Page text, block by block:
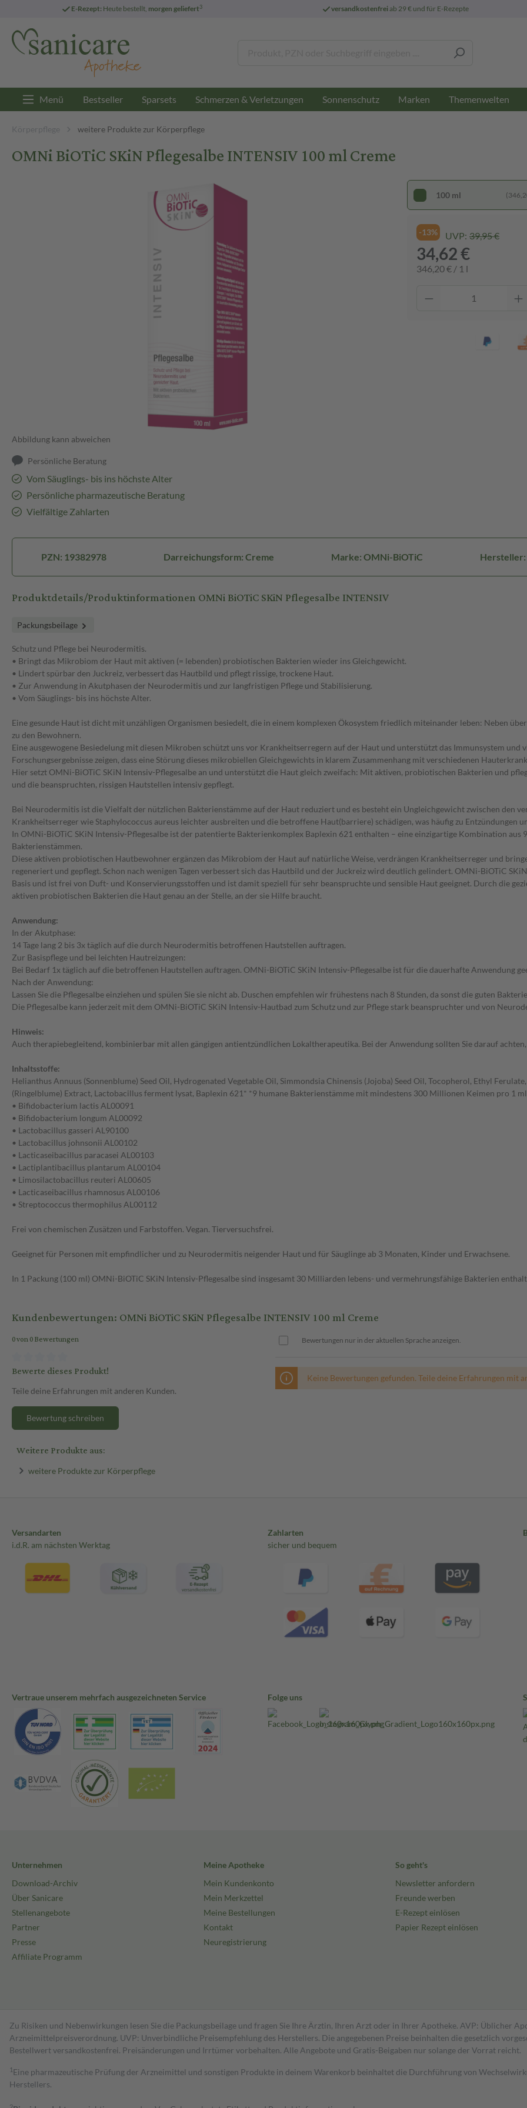
E-Rezept: Heute bestellt, morgen geliefert3 versandkostenfreiab 29 € und für E-Rezepte
Menü Bestseller Sparsets Schmerzen & Verletzungen Sonnenschutz Marken Themenwelten
Körperpflege weitere Produkte zur Körperpflege
OMNi BiOTiC SKiN Pflegesalbe INTENSIV 100 ml Creme
Abbildung kann abweichen
Persönliche Beratung
Vom Säuglings- bis ins höchste Alter
Persönliche pharmazeutische Beratung
Vielfältige Zahlarten
100 ml
-13% UVP: 39,95 €
34,62 €
346,20 € / 1 l
PZN: 19382978 Darreichungsform: Creme Marke: OMNi-BiOTiC Hersteller:
Produktdetails/Produktinformationen OMNi BiOTiC SKiN Pflegesalbe INTENSIV
Packungsbeilage
Schutz und Pflege bei Neurodermitis.
• Bringt das Mikrobiom der Haut mit aktiven (= lebenden) probiotischen Bakterien wieder ins Gleichgewicht.
• Lindert spürbar den Juckreiz, verbessert das Hautbild und pflegt rissige, trockene Haut.
• Zur Anwendung in Akutphasen der Neurodermitis und zur langfristigen Pflege und Stabilisierung.
• Vom Säuglings- bis ins höchste Alter.
Eine gesunde Haut ist dicht mit unzähligen Organismen besiedelt, die in einem komplexen Ökosystem friedlich miteinander leben: Neben
zu den Bewohnern.
Eine ausgewogene Besiedelung mit diesen Mikroben schützt uns vor Krankheitserregern auf der Haut und unterstützt das Immunsystem
Forschungsergebnisse zeigen, dass eine Störung dieses mikrobiellen Gleichgewichts in klarem Zusammenhang mit verschiedenen
Hier setzt OMNi-BiOTiC SKiN Intensiv-Pflegesalbe an und unterstützt die Haut gleich zweifach: Mit aktiven, probiotischen Bakterien und
und die beanspruchten, rissigen Hautstellen intensiv gepflegt.
Bei Neurodermitis ist die Vielfalt der nützlichen Bakterienstämme auf der Haut reduziert und es besteht ein Ungleichgewicht zwischen den
Krankheitserreger wie Staphylococcus aureus leichter ausbreiten und die betroffene Haut(barriere) schädigen, was häufig zu Entzündungen
In OMNi-BiOTiC SKiN Intensiv-Pflegesalbe ist der patentierte Bakterienkomplex Baplexin 621 enthalten – eine einzigartige Kombination
Bakterienstämmen.
Diese aktiven probiotischen Hautbewohner ergänzen das Mikrobiom der Haut auf natürliche Weise, verdrängen Krankheitserreger und
regeneriert und gepflegt. Schon nach wenigen Tagen verbessert sich das Hautbild und der Juckreiz wird deutlich gelindert. OMNi-BiOTiC
Basis und ist frei von Duft- und Konservierungsstoffen und ist damit speziell für sehr beanspruchte und sensible Haut geeignet. Durch die
aktiven probiotischen Bakterien die Haut genau an der Stelle, an der sie Hilfe braucht.
Anwendung:
In der Akutphase:
14 Tage lang 2 bis 3x täglich auf die durch Neurodermitis betroffenen Hautstellen auftragen.
Zur Basispflege und bei leichten Hautreizungen:
Bei Bedarf 1x täglich auf die betroffenen Hautstellen auftragen. OMNi-BiOTiC SKiN Intensiv-Pflegesalbe ist für die dauerhafte Anwendung
Nach der Anwendung:
Lassen Sie die Pflegesalbe einziehen und spülen Sie sie nicht ab. Duschen empfehlen wir frühestens nach 8 Stunden, da sonst die guten
Die Pflegesalbe kann jederzeit mit dem OMNi-BiOTiC SKiN Intensiv-Hautbad zum Schutz und zur Pflege stark beanspruchter und von
Hinweis:
Auch therapiebegleitend, kombinierbar mit allen gängigen antientzündlichen Lokaltherapeutika. Bei der Anwendung sollten Sie darauf achten,
Inhaltsstoffe:
Helianthus Annuus (Sonnenblume) Seed Oil, Hydrogenated Vegetable Oil, Simmondsia Chinensis (Jojoba) Seed Oil, Tocopherol, Ethyl
(Ringelblume) Extract, Lactobacillus ferment lysat, Baplexin 621* *9 humane Bakterienstämme mit mindestens 300 Millionen Keimen pro 1
• Bifidobacterium lactis AL00091
• Bifidobacterium longum AL00092
• Lactobacillus gasseri AL90100
• Lactobacillus johnsonii AL00102
• Lacticaseibacillus paracasei AL00103
• Lactiplantibacillus plantarum AL00104
• Limosilactobacillus reuteri AL00605
• Lacticaseibacillus rhamnosus AL00106
• Streptococcus thermophilus AL00112
Frei von chemischen Zusätzen und Farbstoffen. Vegan. Tierversuchsfrei.
Geeignet für Personen mit empfindlicher und zu Neurodermitis neigender Haut und für Säuglinge ab 3 Monaten, Kinder und Erwachsene.
In 1 Packung (100 ml) OMNi-BiOTiC SKiN Intensiv-Pflegesalbe sind insgesamt 30 Milliarden lebens- und vermehrungsfähige Bakterien
Kundenbewertungen: OMNi BiOTiC SKiN Pflegesalbe INTENSIV 100 ml Creme
0 von 0 Bewertungen
Bewerte dieses Produkt!
Teile deine Erfahrungen mit anderen Kunden.
Bewertung schreiben
Bewertungen nur in der aktuellen Sprache anzeigen.
Keine Bewertungen gefunden. Teile deine Erfahrungen mit
Weitere Produkte aus:
weitere Produkte zur Körperpflege
Versandarten
i.d.R. am nächsten Werktag
Zahlarten
sicher und bequem
Vertraue unserem mehrfach ausgezeichneten Service Folge uns
Unternehmen
Download-Archiv
Über Sanicare
Stellenangebote
Partner
Presse
Affiliate Programm
Meine Apotheke
Mein Kundenkonto
Mein Merkzettel
Meine Bestellungen
Kontakt
Neuregistrierung
So geht's
Newsletter anfordern
Freunde werben
E-Rezept einlösen
Papier Rezept einlösen
Zu Risiken und Nebenwirkungen lesen Sie die Packungsbeilage und fragen Sie Ihre Ärztin, Ihren Arzt oder in Ihrer Apotheke. AVP: Üblicher
Arzneimittelpreisverordnung. UVP: Unverbindliche Preisempfehlung des Herstellers. Die angegebenen Preise beinhalten die gesetzlich
Bestell­wert versand­kosten­frei. Preisänderungen und Irrtümer vorbehalten. Alle Angebote und Gratis-Beigaben nur solange der Vorrat reicht.
1 Eine pharmazeutische Prüfung der Arzneimittel und sonstigen Produkte in deinem Warenkorb beinhaltet die Durchführung von
Herstellers.